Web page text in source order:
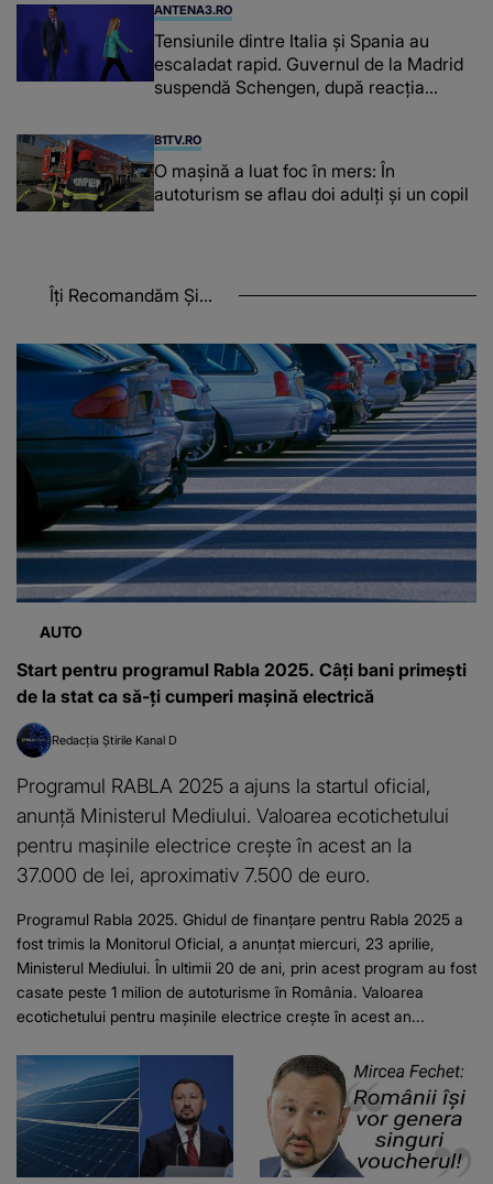
ANTENA3.RO
Tensiunile dintre Italia și Spania au
escaladat rapid. Guvernul de la Madrid
suspendă Schengen, după reacția
B1TV.RO
O maşină a luat foc în mers: În
autoturism se aflau doi adulți și un copil
Îți Recomandăm Și...
AUTO
Start pentru programul Rabla 2025. Câți bani primești
de la stat ca să-ți cumperi mașină electrică
Redacția Știrile Kanal D
Programul RABLA 2025 a ajuns la startul oficial,
anunţă Ministerul Mediului. Valoarea ecotichetului
pentru maşinile electrice creşte în acest an la
37.000 de lei, aproximativ 7.500 de euro.
Programul Rabla 2025. Ghidul de finanţare pentru Rabla 2025 a
fost trimis la Monitorul Oficial, a anunțat miercuri, 23 aprilie,
Ministerul Mediului. În ultimii 20 de ani, prin acest program au fost
casate peste 1 milion de autoturisme în România. Valoarea
ecotichetului pentru maşinile electrice creşte în acest an...